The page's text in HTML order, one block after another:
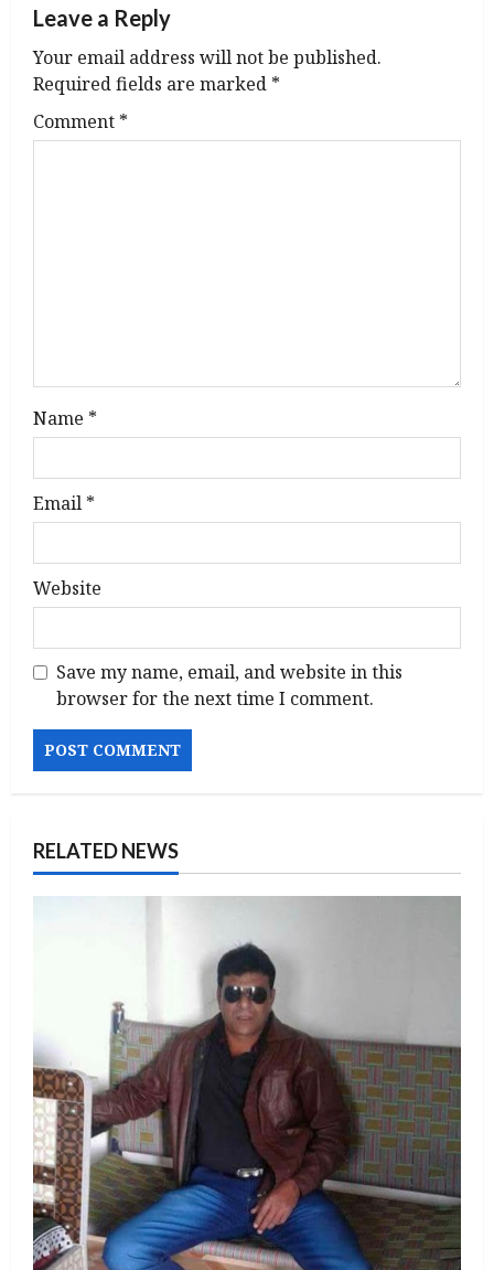
v
i
g
Leave a Reply
Your email address will not be published.
Required fields are marked *
Comment *
Name *
Email *
Website
Save my name, email, and website in this
browser for the next time I comment.
RELATED NEWS